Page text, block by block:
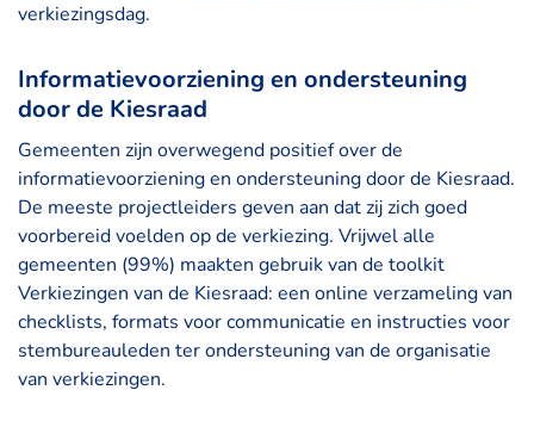
verkiezingsdag.
Informatievoorziening en ondersteuning
door de Kiesraad
Gemeenten zijn overwegend positief over de
informatievoorziening en ondersteuning door de Kiesraad.
De meeste projectleiders geven aan dat zij zich goed
voorbereid voelden op de verkiezing. Vrijwel alle
gemeenten (99%) maakten gebruik van de toolkit
Verkiezingen van de Kiesraad: een online verzameling van
checklists, formats voor communicatie en instructies voor
stembureauleden ter ondersteuning van de organisatie
van verkiezingen.